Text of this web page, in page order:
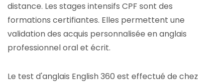
distance. Les stages intensifs CPF sont des
formations certifiantes. Elles permettent une
validation des acquis personnalisée en anglais
professionnel oral et écrit.
Le test d'anglais English 360 est effectué de chez